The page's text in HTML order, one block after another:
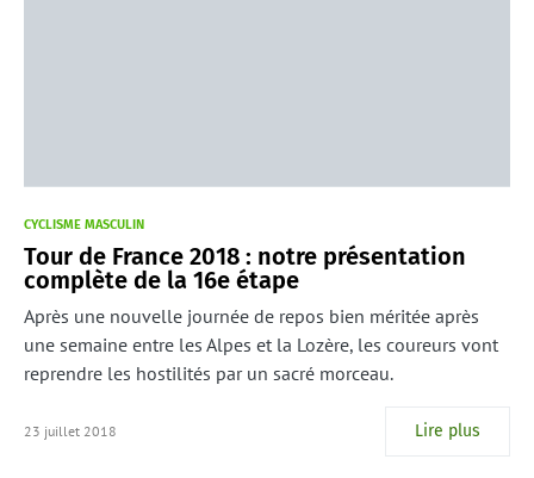
CYCLISME MASCULIN
Tour de France 2018 : notre présentation
complète de la 16e étape
Après une nouvelle journée de repos bien méritée après
une semaine entre les Alpes et la Lozère, les coureurs vont
reprendre les hostilités par un sacré morceau.
23 juillet 2018 Lire plus